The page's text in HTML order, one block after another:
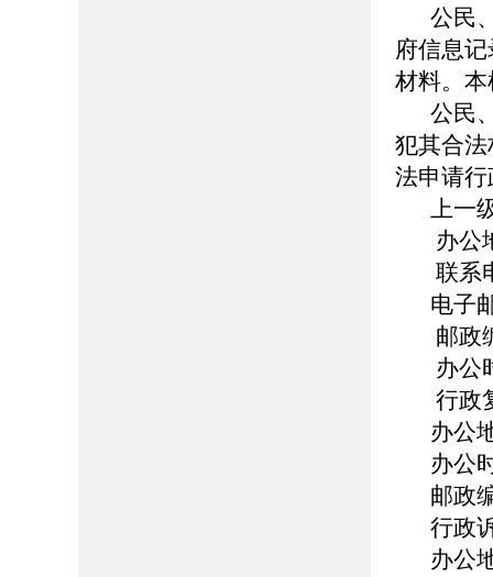
公民
府信息
材料。
公民
犯其合
法申请
上一
办公
联系
电子
邮政
办公
行政
办公
办公
邮政
行政
办公